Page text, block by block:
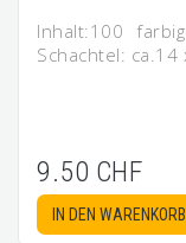
Inhalt:100
Schachtel: ca.14
9.50 CHF
IN DEN WARENKORB